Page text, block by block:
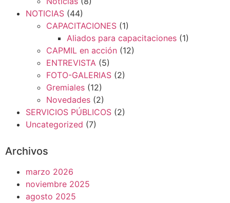
NOTICIAS (44)
CAPACITACIONES (1)
Aliados para capacitaciones (1)
CAPMIL en acción (12)
ENTREVISTA (5)
FOTO-GALERIAS (2)
Gremiales (12)
Novedades (2)
SERVICIOS PÚBLICOS (2)
Uncategorized (7)
Archivos
marzo 2026
noviembre 2025
agosto 2025